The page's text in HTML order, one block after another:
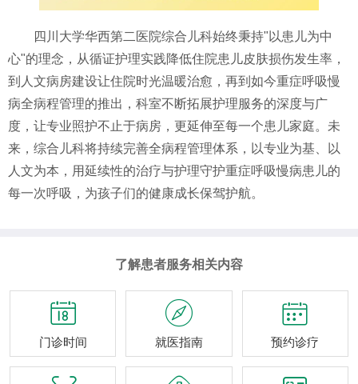
四川大学华西第二医院综合儿科始终秉持"以患儿为中
心"的理念，从循证护理实践降低住院患儿皮肤损伤发生率，
到人文病房建设让住院时光温暖治愈，再到如今重症呼吸慢
病全病程管理的推出，科室不断拓展护理服务的深度与广
度，让专业照护不止于病房，更延伸至每一个患儿家庭。未
来，综合儿科将持续完善全病程管理体系，以专业为基、以
人文为本，用延续性的治疗与护理守护重症呼吸慢病患儿的
每一次呼吸，为孩子们的健康成长保驾护航。
了解患者服务相关内容

门诊时间

就医指南

预约诊疗